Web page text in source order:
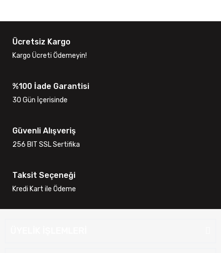
Ücretsiz Kargo
Kargo Ücreti Ödemeyin!
%100 İade Garantisi
30 Gün İçerisinde
Güvenli Alışveriş
256 BIT SSL Sertifika
Taksit Seçeneği
Kredi Kart ile Ödeme